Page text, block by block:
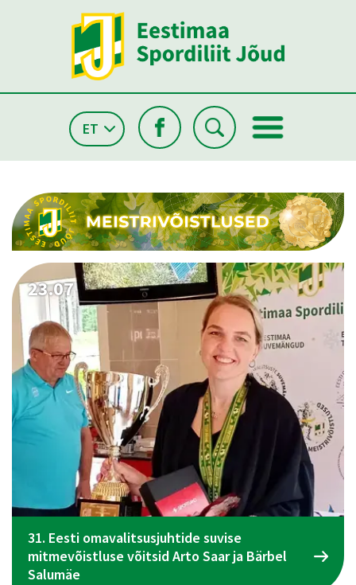
ET
26.05
Spordiliidu Jõud üldkogu koosolek toimub 09.
juunil Tallinnas